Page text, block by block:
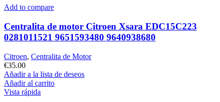
Add to compare
Centralita de motor Citroen Xsara EDC15C223
0281011521 9651593480 9640938680
Citroen, Centralita de Motor
€35.00
Añadir a la lista de deseos
Añadir al carrito
Vista rápida